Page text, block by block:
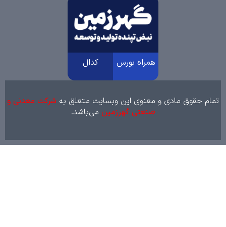
همراه بورس کدال
حقوق مادی و معنوی این وبسایت متعلق بهشرکت معدنی و
صنعتی گهرزمین می‌باشد.